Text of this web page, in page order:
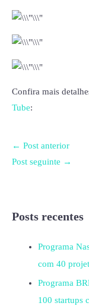
Confira mais
Tube:
← Post anterior
Post seguinte →
Posts recentes
Programa
com 40
Programa
100 startups